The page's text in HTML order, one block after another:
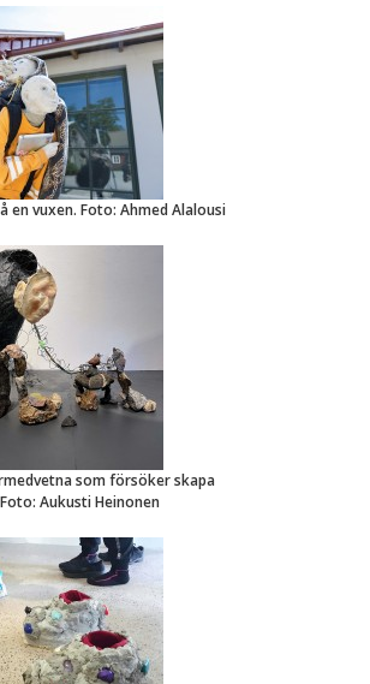
en vuxen. Foto: Ahmed Alalousi
som försöker skapa
Aukusti Heinonen